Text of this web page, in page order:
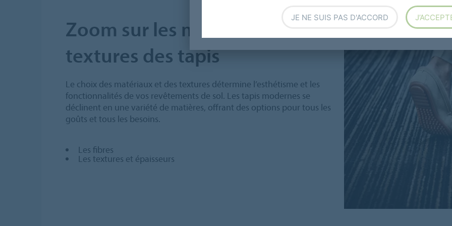
Zoom sur les matériaux et
textures des tapis
Le choix des matériaux et des textures détermine l’esthétisme et les
fonctionnalités de vos revêtements de sol. Les tapis modernes se
déclinent en une variété de matières, offrant des options pour tous les
goûts et tous les besoins.
Les fibres
Les textures et épaisseurs
JE NE SUIS PAS D'ACCORD